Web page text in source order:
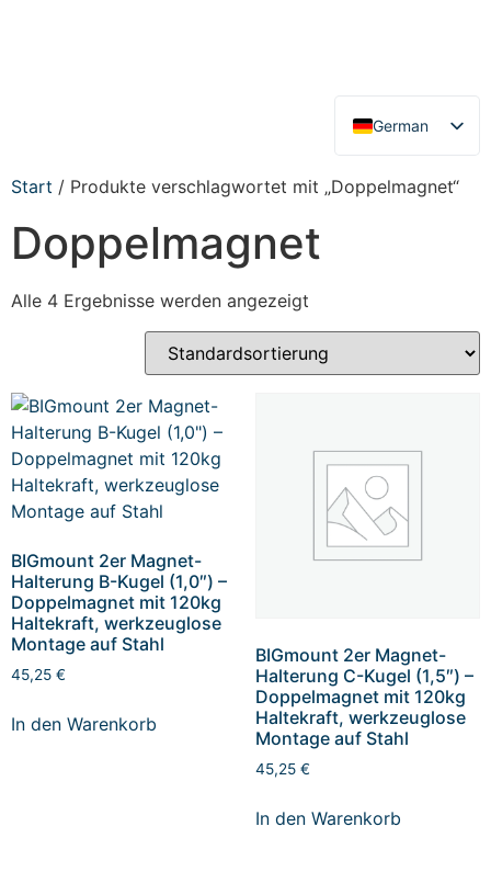
German
English
Start / Produkte verschlagwortet mit „Doppelmagnet“
Doppelmagnet
Alle 4 Ergebnisse werden angezeigt
BIGmount 2er Magnet-
Halterung B-Kugel (1,0″) –
Doppelmagnet mit 120kg
Haltekraft, werkzeuglose
Montage auf Stahl
45,25 €
In den Warenkorb
BIGmount 2er Magnet-
Halterung C-Kugel (1,5″) –
Doppelmagnet mit 120kg
Haltekraft, werkzeuglose
Montage auf Stahl
45,25 €
In den Warenkorb